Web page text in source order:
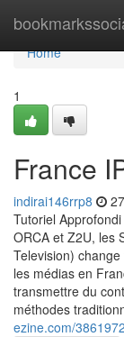
Home
Home
1
France
indirai146rrp8
Tutoriel
ORCA et Z2U, les
Television)
les médias en
transmettre du
méthodes
ezine.com/